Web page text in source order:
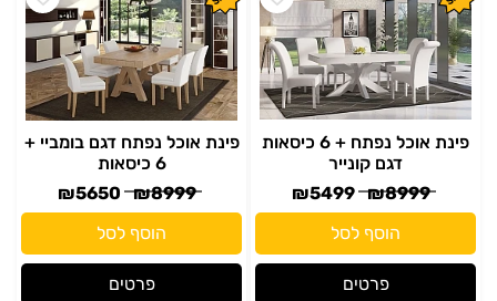
פינת אוכל נפתח + 6 כיסאות
דגם קונייר
₪8999
₪5499
הוסף לסל
פרטים
פינת אוכל נפתח דגם בומביי +
6 כיסאות
₪8999
₪5650
הוסף לסל
פרטים